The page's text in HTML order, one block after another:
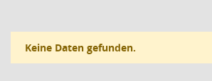
Keine Daten gefunden.